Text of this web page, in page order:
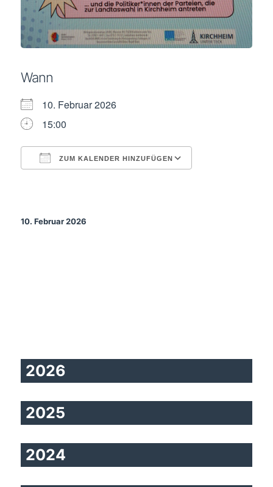
Wann
10. Februar 2026
15:00
ZUM KALENDER HINZUFÜGEN
10. Februar 2026
2026
2025
2024